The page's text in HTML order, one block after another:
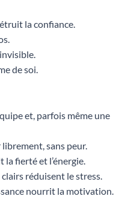
la confiance.
de soi.
et, parfois même une
sans peur.
fierté et l’énergie.
réduisent le stress.
nourrit la motivation.